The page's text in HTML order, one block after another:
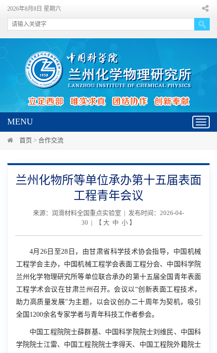
2026年8月8日 星期六
MENU
首页 > 合作交流
兰州化物所等单位承办第十五届表面
工程青年会议
来源：润滑材料全国重点实验室 | 发布时间：2026-04-
30 | 【 大 中 小 】
4月 26日至28 日，由甘肃省科学技术协会指导，中国机械
工程学会主办，中国机械工程学会表面工程分会、中国科学院
兰州化学物理研究所等单位联合承办的第十五届全国青年表面
工程学术会议在甘肃兰州召开。会议以“创新表面工程技术，
助力高质量发展”为主题，以会议创办二十周年为契机，吸引
全国 1200余名专家学者与青年科技工作者参会。
中国工程院院士薛群基、中国科学院院士刘维民、中国科
学院院士江雷、中国工程院院士李得天、‌中国工程院外籍院士‌